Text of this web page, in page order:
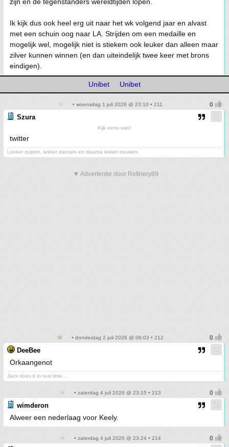
zijn en de tegenstanders wereldtijden lopen.
Ik kijk dus ook heel erg uit naar het wk volgend jaar en alvast
met een schuin oog naar LA. Strijden om een medaille en
mogelijk wel, mogelijk niet is stiekem ook leuker dan alleen maar
zilver kunnen winnen (en dan uiteindelijk twee keer met brons
eindigen).
Unibet Unibet
• woensdag 1 juli 2026 @ 23:10 • 211
Szura
Kijk eens aan!
twitter
Lekker zuipen, lekker dansen en daarna lekker neuken.
▼ Advertentie door Refinery89
• donderdag 2 juli 2026 @ 06:03 • 212
DeeBee
Orkaangenot
Jack does it in real time...
• zaterdag 4 juli 2026 @ 23:15 • 213
wimderon
Alweer een nederlaag voor Keely.
• zaterdag 4 juli 2026 @ 23:24 • 214